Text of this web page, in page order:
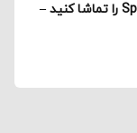
آنونس محرمانه اسپنسر Spenser Confidential را تماشا کنید –